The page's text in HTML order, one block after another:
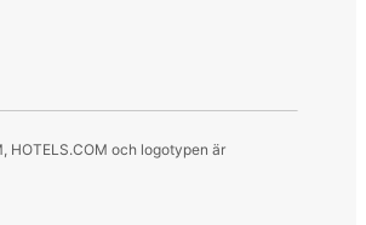
HOTELS.COM och logotypen är